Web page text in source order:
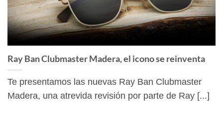
Ray Ban Clubmaster Madera, el icono se reinventa
Te presentamos las nuevas Ray Ban Clubmaster
Madera, una atrevida revisión por parte de Ray [...]